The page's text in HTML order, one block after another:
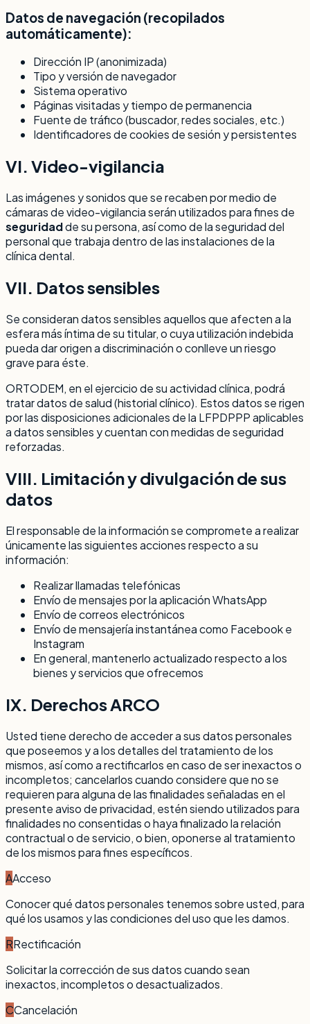
Datos de navegación (recopilados
automáticamente):
Dirección IP (anonimizada)
Tipo y versión de navegador
Sistema operativo
Páginas visitadas y tiempo de permanencia
Fuente de tráfico (buscador, redes sociales, etc.)
Identificadores de cookies de sesión y persistentes
VI. Video-vigilancia
Las imágenes y sonidos que se recaben por medio de
cámaras de video-vigilancia serán utilizados para fines de
seguridadde su persona, así como de la seguridad del
personal que trabaja dentro de las instalaciones de la
clínica dental.
VII. Datos sensibles
Se consideran datos sensibles aquellos que afecten a la
esfera más íntima de su titular, o cuya utilización indebida
pueda dar origen a discriminación o conlleve un riesgo
grave para éste.
ORTODEM, en el ejercicio de su actividad clínica, podrá
tratar datos de salud (historial clínico). Estos datos se rigen
por las disposiciones adicionales de la LFPDPPP aplicables
a datos sensibles y cuentan con medidas de seguridad
reforzadas.
VIII. Limitación y divulgación de sus
datos
El responsable de la información se compromete a realizar
únicamente las siguientes acciones respecto a su
información:
Realizar llamadas telefónicas
Envío de mensajes por la aplicación WhatsApp
Envío de correos electrónicos
Envío de mensajería instantánea como Facebook e
Instagram
En general, mantenerlo actualizado respecto a los
bienes y servicios que ofrecemos
IX. Derechos ARCO
Usted tiene derecho de acceder a sus datos personales
que poseemos y a los detalles del tratamiento de los
mismos, así como a rectificarlos en caso de ser inexactos o
incompletos; cancelarlos cuando considere que no se
requieren para alguna de las finalidades señaladas en el
presente aviso de privacidad, estén siendo utilizados para
finalidades no consentidas o haya finalizado la relación
contractual o de servicio, o bien, oponerse al tratamiento
de los mismos para fines específicos.
AAcceso
Conocer qué datos personales tenemos sobre usted, para
qué los usamos y las condiciones del uso que les damos.
RRectificación
Solicitar la corrección de sus datos cuando sean
inexactos, incompletos o desactualizados.
CCancelación